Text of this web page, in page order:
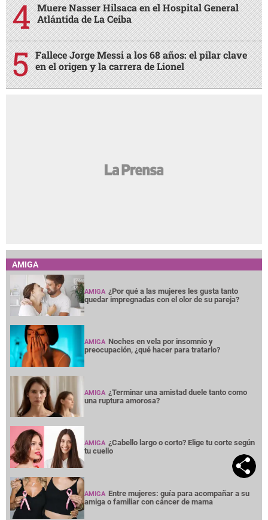
Muere Nasser Hilsaca en el Hospital General
Atlántida de La Ceiba
Fallece Jorge Messi a los 68 años: el pilar clave
en el origen y la carrera de Lionel
AMIGA
AMIGA ¿Por qué a las mujeres les gusta tanto
quedar impregnadas con el olor de su pareja?
AMIGA Noches en vela por insomnio y
preocupación, ¿qué hacer para tratarlo?
AMIGA ¿Terminar una amistad duele tanto como
una ruptura amorosa?
AMIGA ¿Cabello largo o corto? Elige tu corte según
tu cuello
AMIGA Entre mujeres: guía para acompañar a su
amiga o familiar con cáncer de mama